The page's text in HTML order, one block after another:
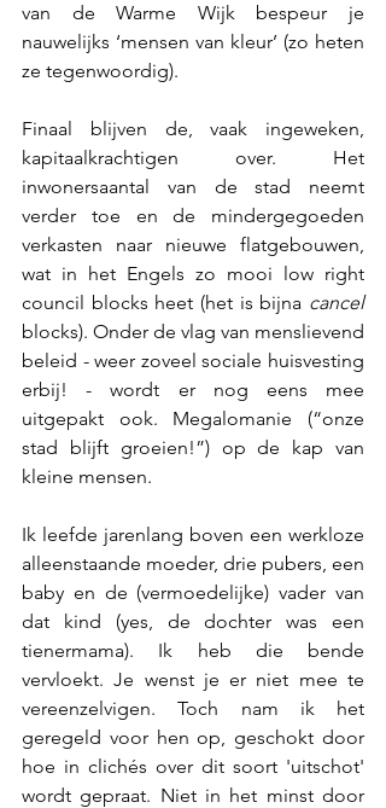
van de Warme Wijk bespeur je
nauwelijks ‘mensen van kleur’ (zo heten
ze tegenwoordig).
Finaal blijven de, vaak ingeweken,
kapitaalkrachtigen over. Het
inwonersaantal van de stad neemt
verder toe en de mindergegoeden
verkasten naar nieuwe flatgebouwen,
wat in het Engels zo mooi low right
council blocks heet (het is bijna cancel
blocks). Onder de vlag van menslievend
beleid - weer zoveel sociale huisvesting
erbij! - wordt er nog eens mee
uitgepakt ook. Megalomanie (“onze
stad blijft groeien!”) op de kap van
kleine mensen.
Ik leefde jarenlang boven een werkloze
alleenstaande moeder, drie pubers, een
baby en de (vermoedelijke) vader van
dat kind (yes, de dochter was een
tienermama). Ik heb die bende
vervloekt. Je wenst je er niet mee te
vereenzelvigen. Toch nam ik het
geregeld voor hen op, geschokt door
hoe in clichés over dit soort 'uitschot'
wordt gepraat. Niet in het minst door